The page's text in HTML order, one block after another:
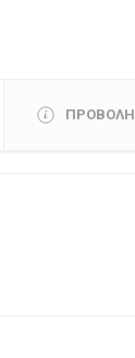
ΠΡΟΒΟΛΗ